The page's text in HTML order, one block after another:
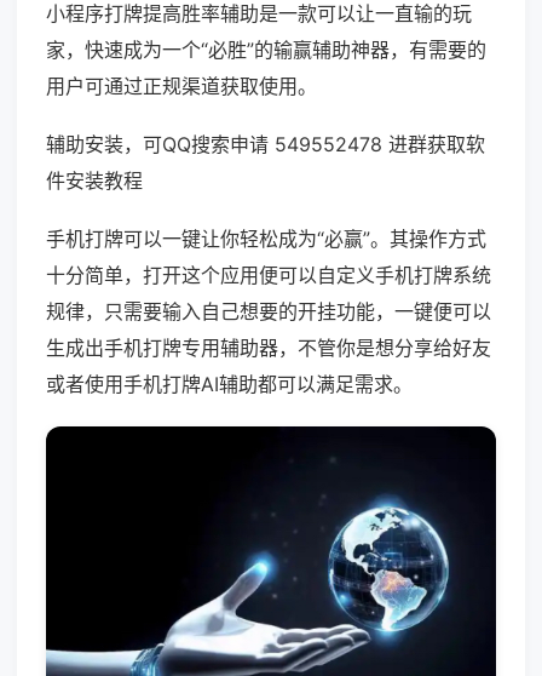
小程序打牌提高胜率辅助是一款可以让一直输的玩
家，快速成为一个“必胜”的输赢辅助神器，有需要的
用户可通过正规渠道获取使用。
辅助安装，可QQ搜索申请 549552478 进群获取软
件安装教程
手机打牌可以一键让你轻松成为“必赢”。其操作方式
十分简单，打开这个应用便可以自定义手机打牌系统
规律，只需要输入自己想要的开挂功能，一键便可以
生成出手机打牌专用辅助器，不管你是想分享给好友
或者使用手机打牌AI辅助都可以满足需求。